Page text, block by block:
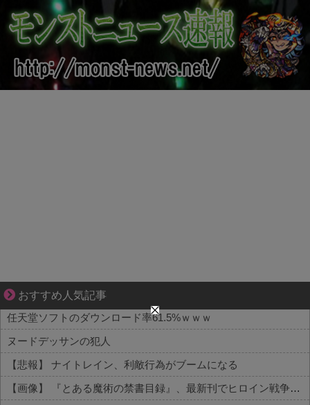
おすすめ人気記事
ブブ家のドタバタが、今日も愛おしい！
任天堂ソフトのダウンロード率61.5%ｗｗｗ
ヌードデッサンの犯人
【悲報】 ナイトレイン、利敵行為がブームになる
【画像】 『とある魔術の禁書目録』、最新刊でヒロイン戦争決着ｗｗｗｗｗ